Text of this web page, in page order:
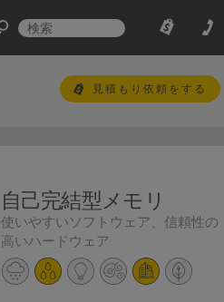
見積もり依頼をする
自己完結型メモリ
使いやすいソフトウェア、信頼性の
高いハードウェア